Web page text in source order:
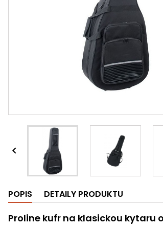

POPIS DETAILY PRODUKTU
Proline kufr na klasickou kytaru